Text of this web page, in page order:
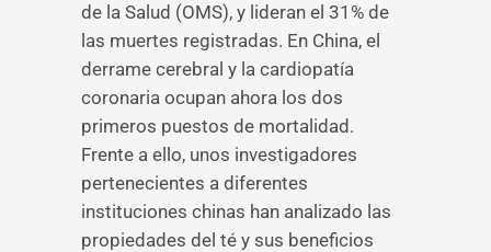
de la Salud (OMS), y lideran el 31% de
las muertes registradas. En China, el
derrame cerebral y la cardiopatía
coronaria ocupan ahora los dos
primeros puestos de mortalidad.
Frente a ello, unos investigadores
pertenecientes a diferentes
instituciones chinas han analizado las
propiedades del té y sus beneficios